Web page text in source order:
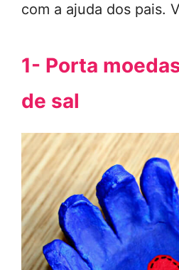
com a ajuda dos pais.
1- Porta
de sal